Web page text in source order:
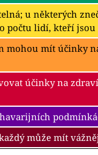
u některých
počtu lidí, kteří
mohou mít účinky
účinky na
může mít